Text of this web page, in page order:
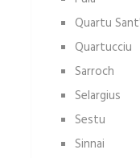
Quartu
Quartucciu
Sarroch
Selargius
Sestu
Sinnai